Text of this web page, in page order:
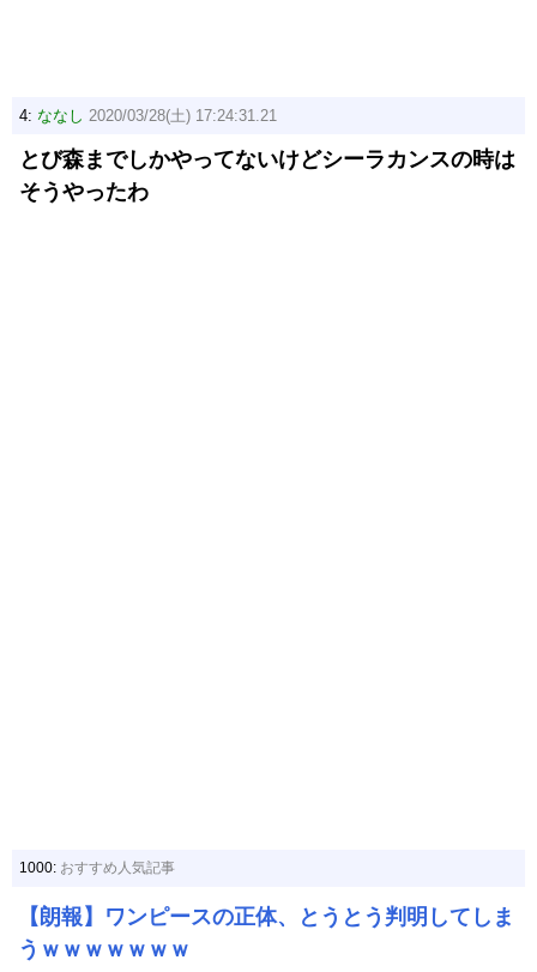
4: ななし 2020/03/28(土) 17:24:31.21
とび森までしかやってないけどシーラカンスの時は
そうやったわ
1000: おすすめ人気記事
【朗報】ワンピースの正体、とうとう判明してしま
うｗｗｗｗｗｗｗ